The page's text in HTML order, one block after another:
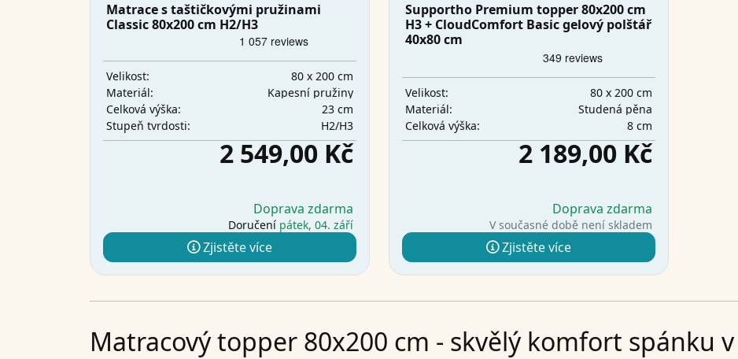
Matrace s taštičkovými pružinami
Classic 80x200 cm H2/H3
Velikost:
80 x 200 cm
Materiál:
Kapesní pružiny
Celková výška:
23 cm
Stupeň tvrdosti:
H2/H3
2 549,00 Kč
Doprava zdarma
Doručení pátek, 04. září
Zjistěte více
Supportho Premium topper 80x200 cm
H3 + CloudComfort Basic gelový polštář
40x80 cm
Velikost:
80 x 200 cm
Materiál:
Studená pěna
Celková výška:
8 cm
2 189,00 Kč
Doprava zdarma
V současné době není skladem
Zjistěte více
Matracový topper 80x200 cm - skvělý komfort spánku